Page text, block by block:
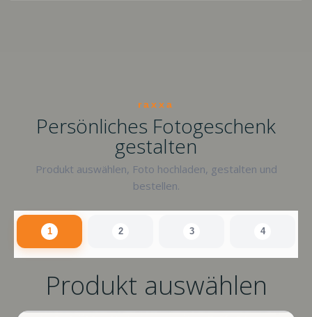
raxxa
Persönliches Fotogeschenk
gestalten
Produkt auswählen, Foto hochladen, gestalten und
bestellen.
1 2 3 4
Produkt auswählen